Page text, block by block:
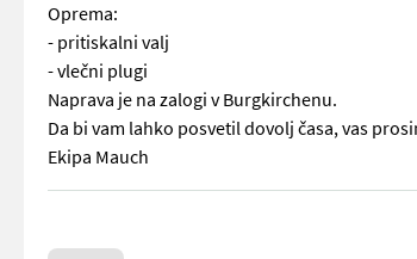
Oprema:
- pritiskalni valj
- vlečni plugi
Naprava je na zalogi v Burgkirchenu.
Da bi vam lahko posvetil dovolj časa, vas
Ekipa Mauch
Oprema: - pritiskalni valj - vlečni plugi